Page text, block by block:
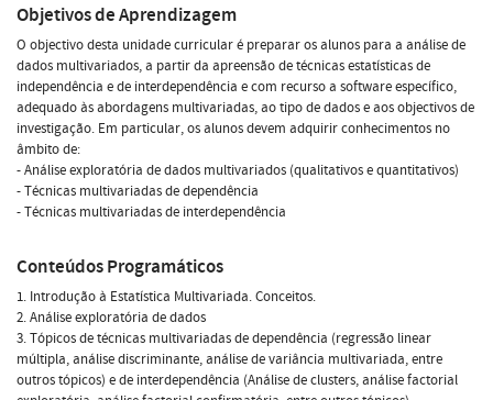
Objetivos de Aprendizagem
O objectivo desta unidade curricular é preparar os alunos para a análise de
dados multivariados, a partir da apreensão de técnicas estatísticas de
independência e de interdependência e com recurso a software específico,
adequado às abordagens multivariadas, ao tipo de dados e aos objectivos de
investigação. Em particular, os alunos devem adquirir conhecimentos no
âmbito de:
- Análise exploratória de dados multivariados (qualitativos e quantitativos)
- Técnicas multivariadas de dependência
- Técnicas multivariadas de interdependência
Conteúdos Programáticos
1. Introdução à Estatística Multivariada. Conceitos.
2. Análise exploratória de dados
3. Tópicos de técnicas multivariadas de dependência (regressão linear
múltipla, análise discriminante, análise de variância multivariada, entre
outros tópicos) e de interdependência (Análise de clusters, análise factorial